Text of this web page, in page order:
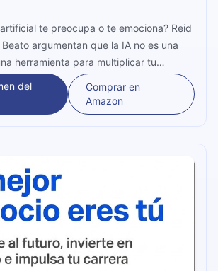
te preocupa o te emociona? Reid
argumentan que la IA no es una
herramienta para multiplicar tu
Este microbook explora por qué
en su adopción hoy —y no
banca— es la decisión más importante
del
Comprar en
Amazon